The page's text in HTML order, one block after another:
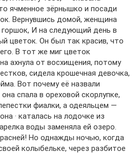
ячменное зёрнышко и посади
Вернувшись домой, женщина
И на следующий день в
цветок. Он был так красив, что
В тот же миг цветок
ахнула от восхищения, потому
сидела крошечная девочка,
Вот почему её назвали
спала в ореховой скорлупке,
фиалки, а одеяльцем —
· каталась на лодочке из
воды заменяла ей озеро.
Но однажды ночью, когда
колыбельке, через разбитое